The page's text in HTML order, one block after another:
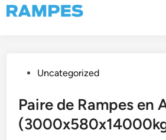
Skip
to
PostedUncategorized
Paire de Rampes en